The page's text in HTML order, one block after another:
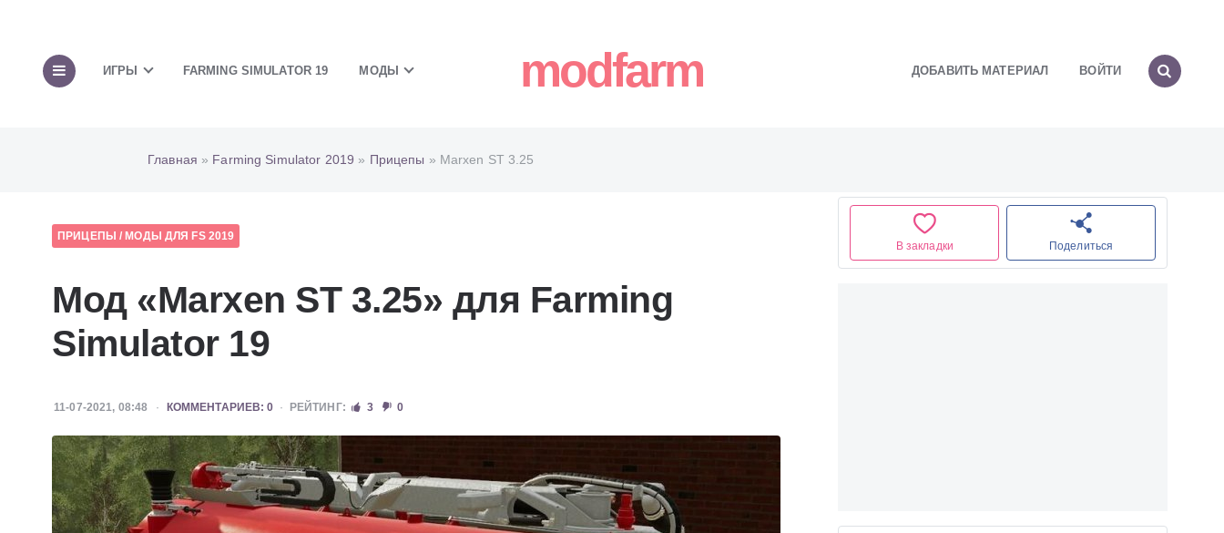
ИГРЫ FARMING SIMULATOR 19 МОДЫ modfarm ДОБАВИТЬ МАТЕРИАЛ ВОЙТИ
Главная » Farming Simulator 2019 » Прицепы » Marxen ST 3.25
ПРИЦЕПЫ / МОДЫ ДЛЯ FS 2019
Мод «Marxen ST 3.25» для Farming
Simulator 19
11-07-2021, 08:48 КОММЕНТАРИЕВ: 0 РЕЙТИНГ: 3 0
В закладки Поделиться